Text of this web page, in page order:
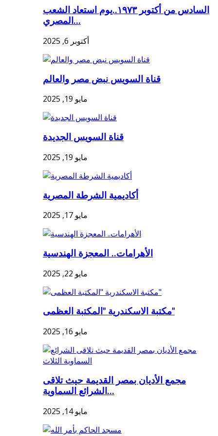
السادس من أكتوبر ١٩٧٣..يوم استعاد الشعب
المصري...
أكتوبر 6, 2025
قناة السويس نبض مصر والعالم
مايو 19, 2025
قناة السويس الجديدة
مايو 19, 2025
أكاديمية الشرطة المصرية
مايو 17, 2025
الأهرامات.. المعجزة الهندسية
مايو 22, 2025
مكتبة الاسكندرية "المكتبة العظمى"
مايو 16, 2025
مجمع الأديان بمصر القديمة حيث تلاقى
الشرائع السماوية...
مايو 14, 2025